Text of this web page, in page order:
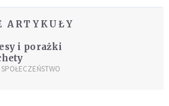
ARTYKUŁY
i porażki